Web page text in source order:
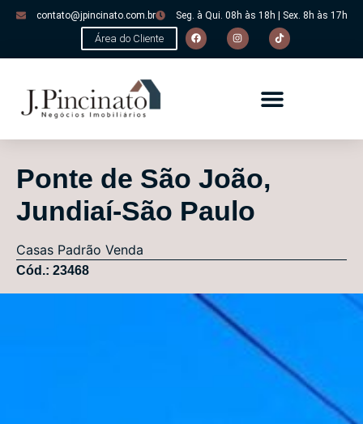
contato@jpincinato.com.br Seg. à Qui. 08h às 18h | Sex. 8h às 17h
Área do Cliente
Ponte de São João,
Jundiaí-São Paulo
Casas Padrão Venda
Cód.: 23468